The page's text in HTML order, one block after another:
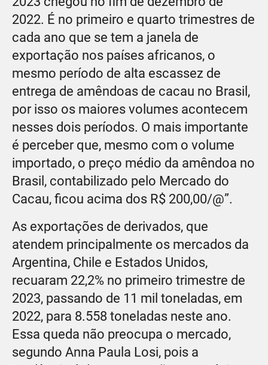
2022. É no primeiro e quarto trimestres de
cada ano que se tem a janela de
exportação nos países africanos, o
mesmo período de alta escassez de
entrega de amêndoas de cacau no Brasil,
por isso os maiores volumes acontecem
nesses dois períodos. O mais importante
é perceber que, mesmo com o volume
importado, o preço médio da amêndoa no
Brasil, contabilizado pelo Mercado do
Cacau, ficou acima dos R$ 200,00/@”.
As exportações de derivados, que
atendem principalmente os mercados da
Argentina, Chile e Estados Unidos,
recuaram 22,2% no primeiro trimestre de
2023, passando de 11 mil toneladas, em
2022, para 8.558 toneladas neste ano.
Essa queda não preocupa o mercado,
segundo Anna Paula Losi, pois a